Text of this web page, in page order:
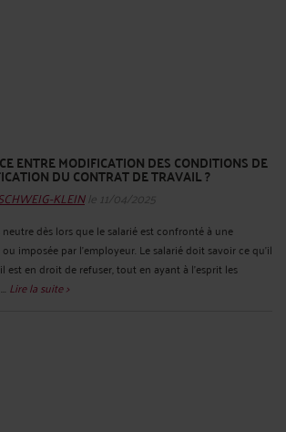
ENTRE MODIFICATION DES CONDITIONS DE
DU CONTRAT DE TRAVAIL ?
KLEINle 11/04/2025
dès lors que le salarié est confronté à une
imposée par l’employeur. Le salarié doit savoir ce qu’il
est en droit de refuser, tout en ayant à l’esprit les
Lire la suite >